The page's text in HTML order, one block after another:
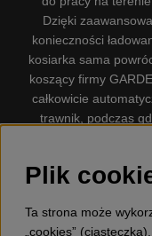
Dzięki
konieczności
kosiarka sama
koszący firmy
całkowicie
trawnik, podczas
dostępną na
ochronna,
Plik
Ta strona może
„cookies”